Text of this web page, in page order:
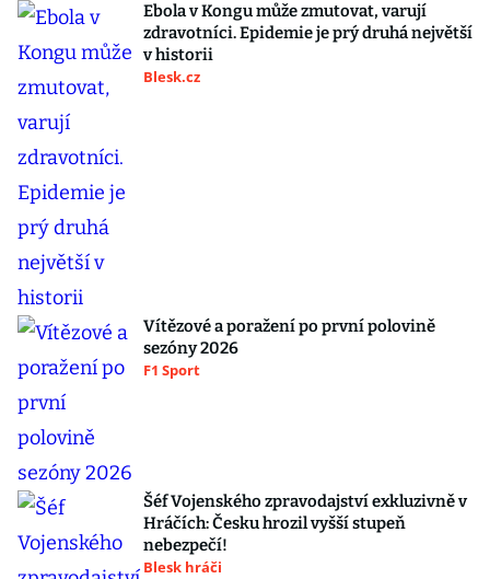
Ebola v Kongu může zmutovat, varují
zdravotníci. Epidemie je prý druhá největší
v historii
Blesk.cz
Vítězové a poražení po první polovině
sezóny 2026
F1 Sport
Šéf Vojenského zpravodajství exkluzivně v
Hráčích: Česku hrozil vyšší stupeň
nebezpečí!
Blesk hráči